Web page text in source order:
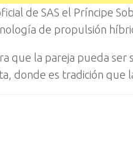
de SAS el Príncipe
de propulsión
que la pareja pueda
donde es tradición que